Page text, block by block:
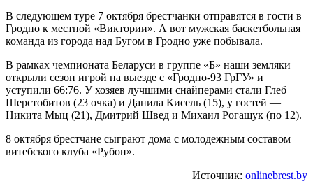
В следующем туре 7 октября брестчанки отправятся в гости в
Гродно к местной «Виктории». А вот мужская баскетбольная
команда из города над Бугом в Гродно уже побывала.
В рамках чемпионата Беларуси в группе «Б» наши земляки
открыли сезон игрой на выезде с «Гродно-93 ГрГУ» и
уступили 66:76. У хозяев лучшими снайперами стали Глеб
Шерстобитов (23 очка) и Данила Кисель (15), у гостей —
Никита Мыц (21), Дмитрий Швед и Михаил Рогащук (по 12).
8 октября брестчане сыграют дома с молодежным составом
витебского клуба «Рубон».
Источник: onlinebrest.by